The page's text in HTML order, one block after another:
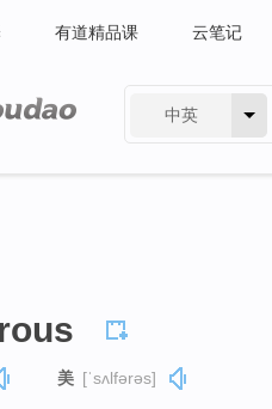
有道精品课 云笔记
中英
美 [ˈsʌlfərəs]